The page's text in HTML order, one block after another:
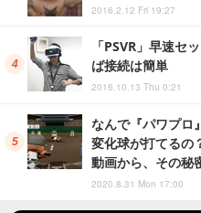
2016.2.12 Fri 19:27
「PSVR」早速セ
ば接続は簡単
2016.10.13 Thu 0:21
なんで『パワプロ
変化球が打てるの
動画から、その秘
2020.8.31 Mon 17:00